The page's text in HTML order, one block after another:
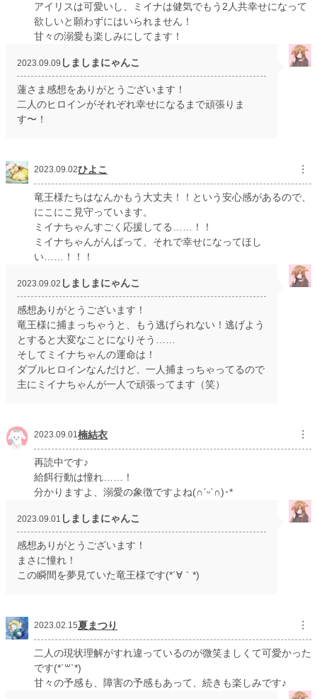
アイリスは可愛いし、ミイナは健気でもう2人共幸せになって
欲しいと願わずにはいられません！
甘々の溺愛も楽しみにしてます！
2023.09.09 しましまにゃんこ
蓮さま感想をありがとうございます！
二人のヒロインがそれぞれ幸せになるまで頑張りま
す〜！
2023.09.02ひよこ ︙
竜王様たちはなんかもう大丈夫！！という安心感があるので、
にこにこ見守っています。
ミイナちゃんすごく応援してる……！！
ミイナちゃんがんばって、それで幸せになってほし
い……！！！
2023.09.02 しましまにゃんこ
感想ありがとうございます！
竜王様に捕まっちゃうと、もう逃げられない！逃げよう
とすると大変なことになりそう……
そしてミイナちゃんの運命は！
ダブルヒロインなんだけど、一人捕まっちゃってるので
主にミイナちゃんが一人で頑張ってます（笑）
2023.09.01楠結衣 ︙
再読中です♪
給餌行動は憧れ……！
分かりますよ、溺愛の象徴ですよね(∩ˊᵕˋ∩)･*
2023.09.01 しましまにゃんこ
感想ありがとうございます！
まさに憧れ！
この瞬間を夢見ていた竜王様です(*´∀｀*)
2023.02.15夏まつり ︙
二人の現状理解がすれ違っているのが微笑ましくて可愛かった
です(*´꒳`*)
甘々の予感も、障害の予感もあって、続きも楽しみです♪